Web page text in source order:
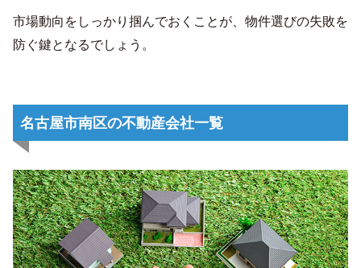
市場動向をしっかり掴んでおくことが、物件選びの失敗を
防ぐ鍵となるでしょう。
名古屋市南区の不動産会社一覧